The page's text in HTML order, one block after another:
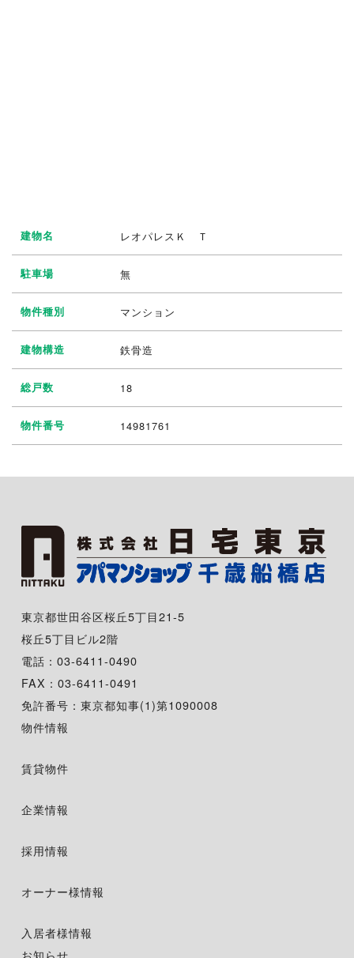
建物名 レオパレスＫ Ｔ
駐車場 無
物件種別 マンション
建物構造 鉄骨造
総戸数 18
物件番号 14981761
東京都世田谷区桜丘5丁目21-5
桜丘5丁目ビル2階
電話：03-6411-0490
FAX：03-6411-0491
免許番号：東京都知事(1)第1090008
物件情報
賃貸物件
企業情報
採用情報
オーナー様情報
入居者様情報
お知らせ